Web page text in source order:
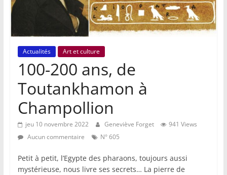
Actualités Art et culture
100-200 ans, de
Toutankhamon à
Champollion
jeu 10 novembre 2022 Geneviève Forget
941 Views
Aucun commentaire
N° 605
Petit à petit, l’Egypte des pharaons, toujours aussi
mystérieuse, nous livre ses secrets… La pierre de